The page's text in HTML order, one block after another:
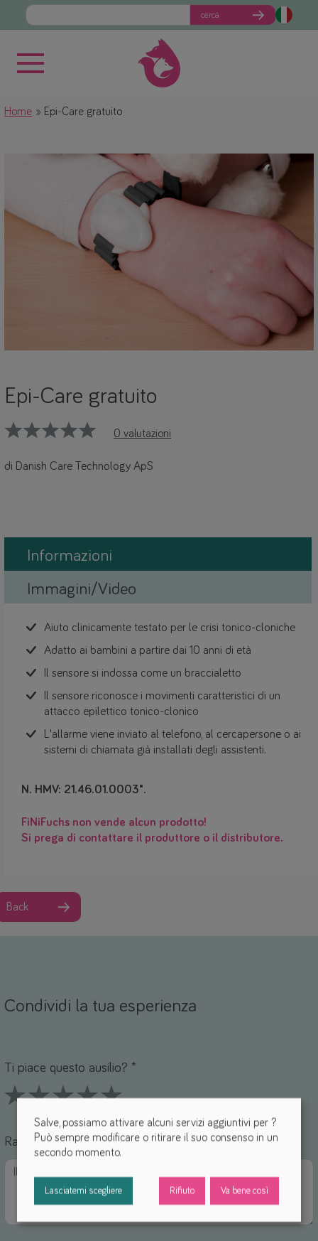
cerca
Home Epi-Care gratuito
Epi-Care gratuito
0 valutazioni
di Danish Care Technology ApS
Informazioni
Immagini/Video
Aiuto clinicamente testato per le crisi tonico-cloniche
Adatto ai bambini a partire dai 10 anni di età
Il sensore si indossa come un braccialetto
Il sensore riconosce i movimenti caratteristici di un
attacco epilettico tonico-clonico
L'allarme viene inviato al telefono, al cercapersone o ai
sistemi di chiamata già installati degli assistenti.
N. HMV: 21.46.01.0003".
FiNiFuchs non vende alcun prodotto!
Si prega di contattare il produttore o il distributore.
Back
Condividi la tua esperienza
Ti piace questo ausilio? *
Raccontaci la tua esperienza con questo ausilio *
Salve, possiamo attivare alcuni servizi aggiuntivi per ?
Può sempre modificare o ritirare il suo consenso in un
secondo momento.
Lasciatemi scegliere Rifiuto Va bene così